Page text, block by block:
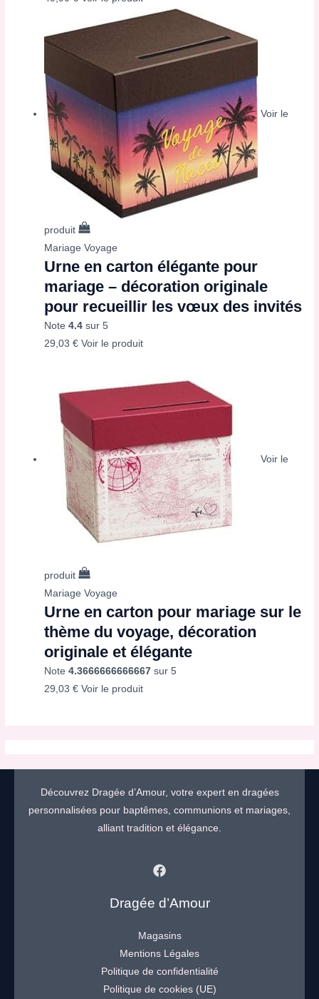
Voir le
produit
Mariage Voyage
Urne en carton élégante pour
mariage – décoration originale
pour recueillir les vœux des invités
Note4.4 sur 5
29,03€ Voir le produit
Voir le
produit
Mariage Voyage
Urne en carton pour mariage sur le
thème du voyage, décoration
originale et élégante
Note4.3666666666667 sur 5
29,03€ Voir le produit
Découvrez Dragée d’Amour, votre expert en dragées
personnalisées pour baptêmes, communions et mariages,
alliant tradition et élégance.
Dragée d’Amour
Magasins
Mentions Légales
Politique de confidentialité
Politique de cookies (UE)